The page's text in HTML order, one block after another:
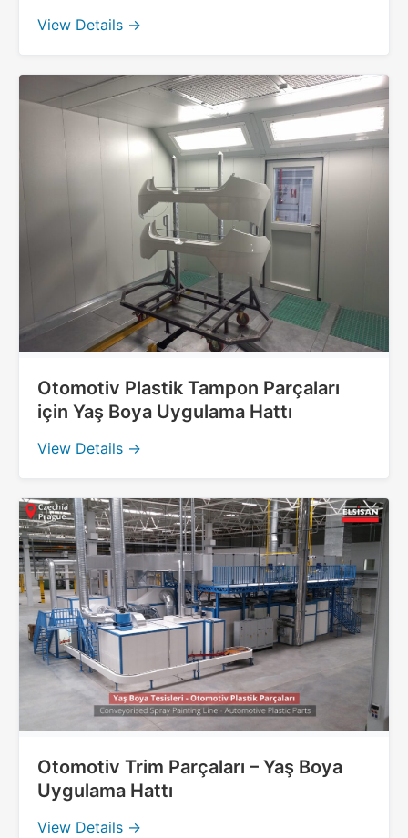
View Details →
Otomotiv Plastik Tampon Parçaları
için Yaş Boya Uygulama Hattı
View Details →
Otomotiv Trim Parçaları – Yaş Boya
Uygulama Hattı
View Details →